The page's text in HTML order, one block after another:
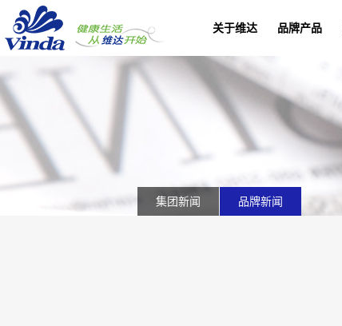
关于维达 品牌产品
集团新闻 品牌新闻